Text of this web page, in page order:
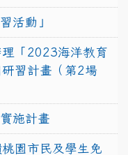
活動」
「2023海洋教育
習計畫（第2場
施計畫
園市民及學生免